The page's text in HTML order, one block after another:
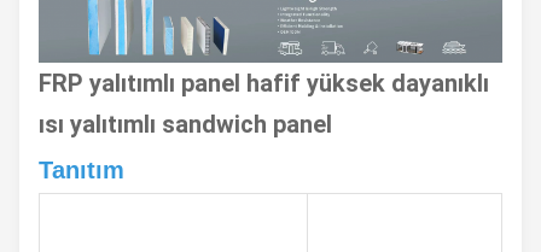
FRP yalıtımlı panel hafif yüksek dayanıklı
ısı yalıtımlı sandwich panel
Tanıtım